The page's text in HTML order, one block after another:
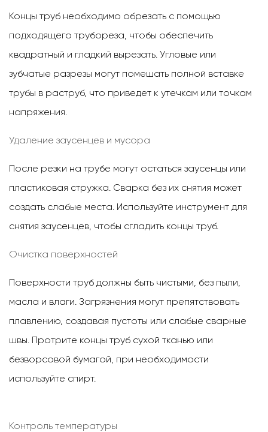
Концы труб необходимо обрезать с помощью
подходящего трубореза, чтобы обеспечить
квадратный и гладкий вырезать. Угловые или
зубчатые разрезы могут помешать полной вставке
трубы в раструб, что приведет к утечкам или точкам
напряжения.
Удаление заусенцев и мусора
После резки на трубе могут остаться заусенцы или
пластиковая стружка. Сварка без их снятия может
создать слабые места. Используйте инструмент для
снятия заусенцев, чтобы сгладить концы труб.
Очистка поверхностей
Поверхности труб должны быть чистыми, без пыли,
масла и влаги. Загрязнения могут препятствовать
плавлению, создавая пустоты или слабые сварные
швы. Протрите концы труб сухой тканью или
безворсовой бумагой, при необходимости
используйте спирт.
Контроль температуры